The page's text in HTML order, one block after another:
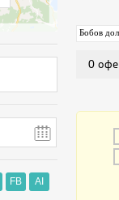
FB AI
Бобов дол
0